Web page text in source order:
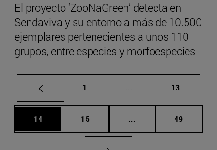
El proyecto ‘ZooNaGreen’ detecta en
Sendaviva y su entorno a más de 10.500
ejemplares pertenecientes a unos 110
grupos, entre especies y morfoespecies
Página
1 ... Páginas intermedias
Página
13
Página
14 Página
15 ... Páginas intermedias
Página
49